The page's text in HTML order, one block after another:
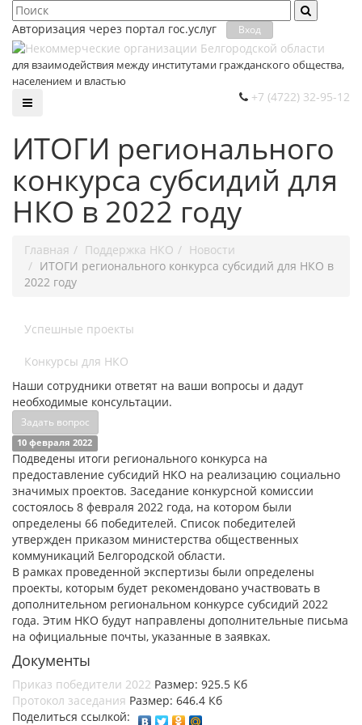
Авторизация через портал гос.уcлуг Вход
для взаимодействия между институтами гражданского общества,
населением и властью
+7 (4722) 32-95-12
ИТОГИ регионального
конкурса субсидий для
НКО в 2022 году
Главная Поддержка НКО
Новости
ИТОГИ регионального конкурса субсидий для НКО в
2022 году
Успешные проекты
Конкурсы для НКО
Наши сотрудники ответят на ваши вопросы и дадут
необходимые консультации.
Задать вопрос
10 февраля 2022
Подведены итоги регионального конкурса на
предоставление субсидий НКО на реализацию социально
значимых проектов. Заседание конкурсной комиссии
состоялось 8 февраля 2022 года, на котором были
определены 66 победителей. Список победителей
утвержден приказом министерства общественных
коммуникаций Белгородской области.
В рамках проведенной экспертизы были определены
проекты, которым будет рекомендовано участвовать в
дополнительном региональном конкурсе субсидий 2022
года. Этим НКО будут направлены дополнительные письма
на официальные почты, указанные в заявках.
Документы
Приказ победители 2022 Размер: 925.5 Кб
Протокол заседания Размер: 646.4 Кб
Поделиться ссылкой: